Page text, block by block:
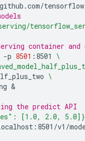
container and
-p 8501 :8501
\
\
&
the predict API
[1.0, 2.0,
v1/